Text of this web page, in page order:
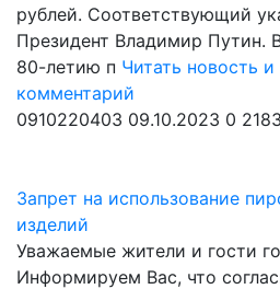
рублей. Соответствующий
Президент Владимир Путин.
80-летию п Читать новость и
комментарий
0910220403 09.10.2023 0
Запрет на использование
изделий
Уважаемые жители и гости
Информируем Вас, что